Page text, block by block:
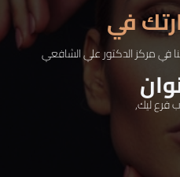
في
في مركز الدكتور علي الشافعي
فرع ليك,